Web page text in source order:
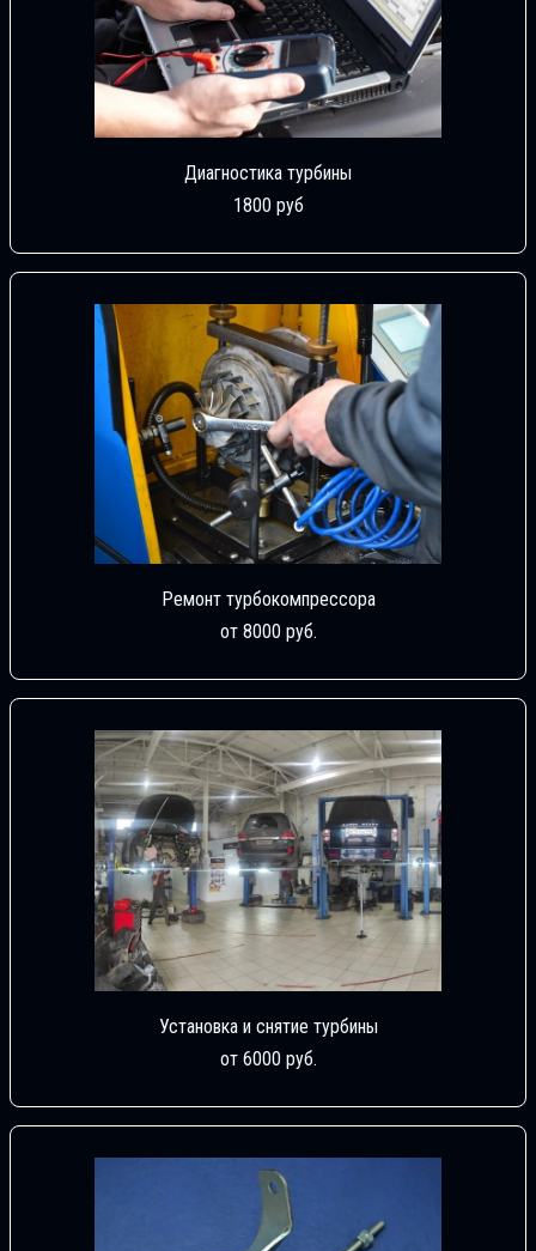
Диагностика турбины
1800 руб
Ремонт турбокомпрессора
от 8000 руб.
Установка и снятие турбины
от 6000 руб.